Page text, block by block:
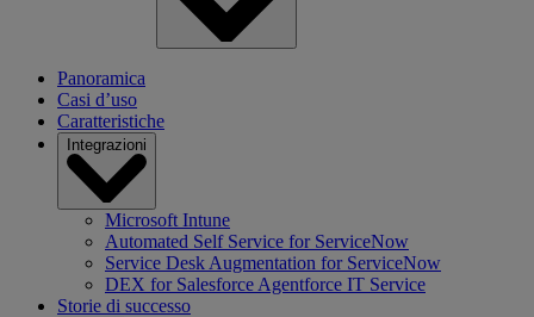
Panoramica
Casi d’uso
Caratteristiche
Integrazioni
Microsoft Intune
Automated Self Service for ServiceNow
Service Desk Augmentation for ServiceNow
DEX for Salesforce Agentforce IT Service
Storie di successo